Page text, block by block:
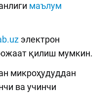
маълум
электрон
қилиш мумкин.
микроҳудуддан
ва учинчи